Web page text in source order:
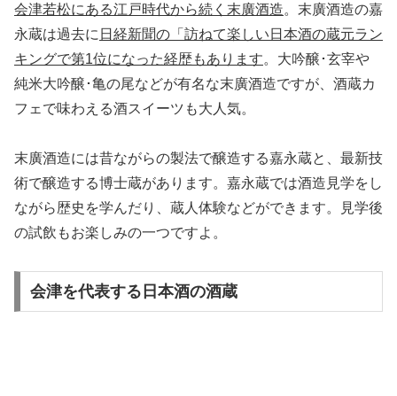
会津若松にある江戸時代から続く末廣酒造。末廣酒造の嘉
永蔵は過去に 日経新聞の「訪ねて楽しい日本酒の蔵元ラン
キングで第1位になった経歴もあります。大吟醸･玄宰や
純米大吟醸･亀の尾などが有名な末廣酒造ですが、酒蔵カ
フェで味わえる酒スイーツも大人気。
末廣酒造には昔ながらの製法で醸造する嘉永蔵と、最新技
術で醸造する博士蔵があります。嘉永蔵では酒造見学をし
ながら歴史を学んだり、蔵人体験などができます。見学後
の試飲もお楽しみの一つですよ。
会津を代表する日本酒の酒蔵